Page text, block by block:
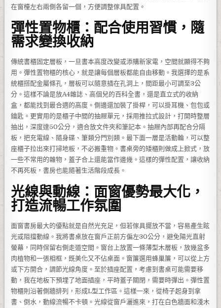
在窗檯左右兩側各留一個，方便調整傢具配置。
彈性置物櫃：配合使用習慣，隨
需求變換收納
傳統書櫃固定層板，一旦書本高度改變或添購新家電，空間就顯得不夠
用。彈性置物櫃的核心，就是讓每個層板都能自由移動。我選擇的是系
統櫃搭配金屬條孔，層板可以隨意插在孔洞上，間距最小可調至3公
分。這樣不論是放A4雜誌、高個兒的百科全書，還是直立式的收納
盒，都能找到最合適的高度。側邊還加裝了掛桿，可以掛耳機、包包或
鑰匙。更實用的是櫃子中間的抽屜單元，採用推拉式設計，打開時整層
抽出，深度達50公分，適合放文件夾和筆記本。抽屜內部再配合分隔
板，把充電線、隨身碟、筆類分門別類。最下面一層是活動輪，可以整
座櫃子拉出來打掃地板，不必搬重物。書桌旁的矮櫃則做成上掀式，放
一些不常用的雜物，蓋子合上還能當作邊幾。這樣的彈性配置，讓收納
不再死板，書房也能隨著生活階段成長。
光線與動線：面窗優勢最大化，
打造流暢工作氛圍
面窗書房最大的優點就是自然光充足，但若傢具擺放不當，容易產生眩
光或阻擋動線。我將書桌放在窗戶正前方偏左30公分，避免陽光直射
螢幕，同時保留右側走道空間。窗台上放置一條薄型木層板，放幾盆多
肉植物和一張相框，既美化又不佔桌面。窗簾選用蜂巢簾，可以從上方
或下方開合，調節光線角度。至於插座配置，考慮到書桌可能需要移
動，我在地板下預埋了地面插座，平時蓋子關閉，需要時彈出。彈性置
物櫃則沿著側牆排列，形成L型工作區。這樣一來，從椅子起身到拿
書、倒水，動線流暢不卡頓。光線從窗戶灑進來，打在白色牆面和淺木